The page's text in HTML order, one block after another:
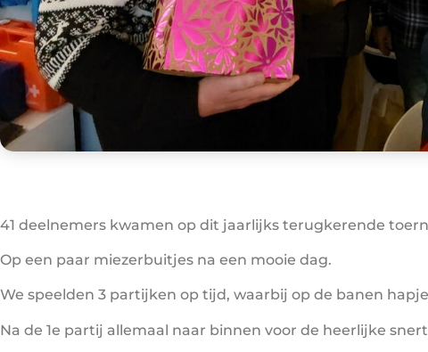
41 deelnemers kwamen op dit jaarlijks terugkerende
Op een paar miezerbuitjes na een mooie dag.
We speelden 3 partijken op tijd, waarbij op de banen
Na de 1e partij allemaal naar binnen voor de heerlijke